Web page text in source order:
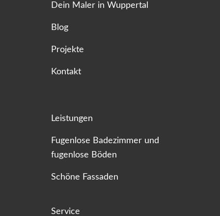
Dein Maler in Wuppertal
Blog
Projekte
Kontakt
Leistungen
Fugenlose Badezimmer und
fugenlose Böden
Schöne Fassaden
Service